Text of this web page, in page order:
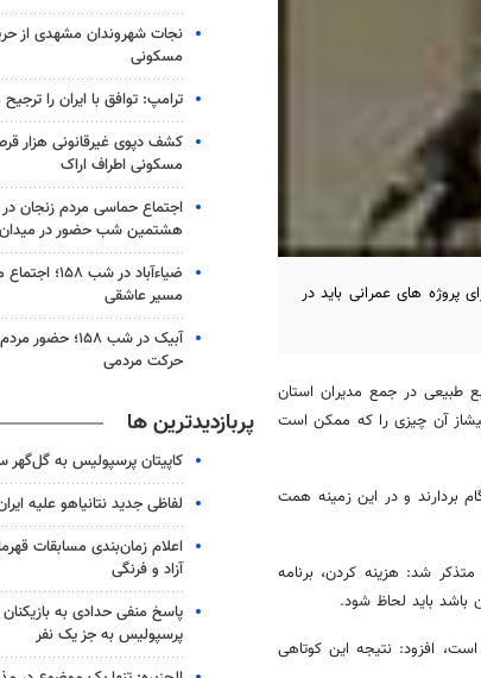
های عمرانی باید در
طبیعی در جمع مدیران استان
آن چیزی را که ممکن است
بردارند و در این زمینه همت
شد: هزینه کردن، برنامه
باشد باید لحاظ شود.
افزود: نتیجه این کوتاهی
نجات شهروندان مشهدی از
مسکونی
ترامپ: توافق با ایران را
کشف دپوی غیرقانونی هزار
مسکونی اطراف اراک
اجتماع حماسی مردم زنجان
هشتمین شب حضور در میدان
ضیاء‌آباد در شب
مسیر عاشقی
آبیک در شب ۱۵۸؛
حرکت مردمی
پربازدیدترین ها
کاپیتان پرسپولیس به
لفاظی جدید نتانیاهو علیه
اعلام زمان‌بندی مسابقات
آزاد و فرنگی
پاسخ منفی حدادی به بازیکنان
پرسپولیس به جز یک نفر